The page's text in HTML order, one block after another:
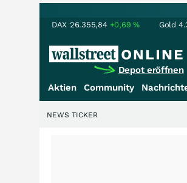
DAX 26.355,84 +0,69% Gold
Depot eröffnen
Aktien Community
NEWS TICKER